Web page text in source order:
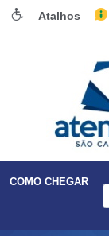
Atalhos
COMO CHEGAR